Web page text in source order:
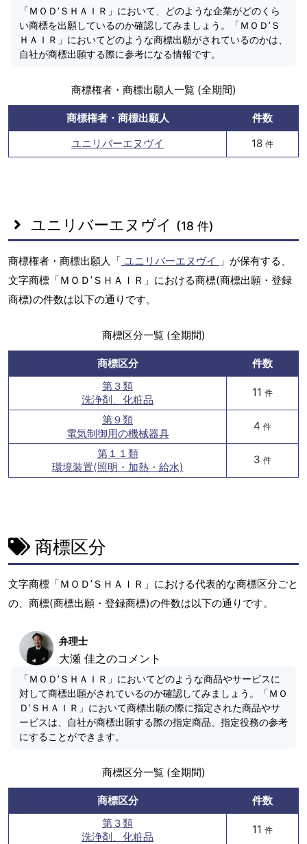
「ＭＯＤ’ＳＨＡＩＲ」において、どのような企業がどのくら
い商標を出願しているのか確認してみましょう。「ＭＯＤ’Ｓ
ＨＡＩＲ」においてどのような商標出願がされているのかは、
自社が商標出願する際に参考になる情報です。
商標権者・商標出願人一覧 (全期間)
商標権者・商標出願人
件数
ユニリバーエヌヴイ
18 件
ユニリバーエヌヴイ (18 件)
商標権者・商標出願人「 ユニリバーエヌヴイ 」が保有する、
文字商標「ＭＯＤ’ＳＨＡＩＲ」における商標(商標出願・登録
商標)の件数は以下の通りです。
商標区分一覧 (全期間)
商標区分
件数
第３類
洗浄剤、化粧品
11 件
第９類
電気制御用の機械器具
4 件
第１１類
環境装置(照明・加熱・給水)
3 件
商標区分
文字商標「ＭＯＤ’ＳＨＡＩＲ」における代表的な商標区分ごと
の、商標(商標出願・登録商標)の件数は以下の通りです。
弁理士
大瀬 佳之のコメント
「ＭＯＤ’ＳＨＡＩＲ」においてどのような商品やサービスに
対して商標出願がされているのか確認してみましょう。「ＭＯ
Ｄ’ＳＨＡＩＲ」において商標出願の際に指定された商品やサ
ービスは、自社が商標出願する際の指定商品、指定役務の参考
にすることができます。
商標区分一覧 (全期間)
商標区分
件数
第３類
洗浄剤、化粧品
11 件